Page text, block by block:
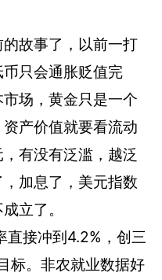
故事了，以前一打
只会通胀贬值完
场，黄金只是一个
产价值就要看流动
有没有泛滥，越泛
加息了，美元指数
立了。
直接冲到4.2%，创三
标。非农就业数据好